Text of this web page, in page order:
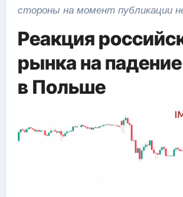
стороны на момент публикации
Реакция
рынка на
в Польше